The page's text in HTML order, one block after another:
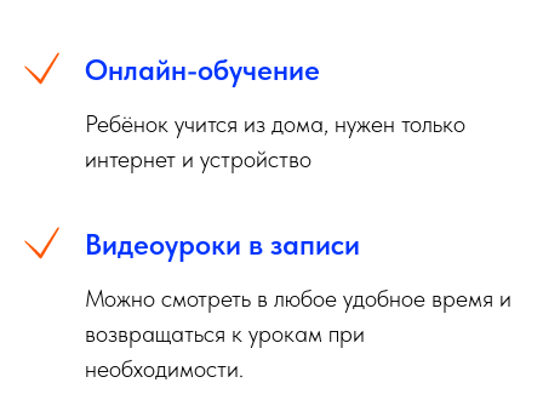
Онлайн-обучение
Ребёнок учится из дома, нужен только
интернет и устройство
Видеоуроки в записи
Можно смотреть в любое удобное время и
возвращаться к урокам при
необходимости.